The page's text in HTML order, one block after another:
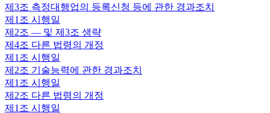
제3조 측정대행업의 등록신청 등에 관한 경과조치
제1조 시행일
제2조 — 및 제3조 생략
제4조 다른 법령의 개정
제1조 시행일
제2조 기술능력에 관한 경과조치
제1조 시행일
제2조 다른 법령의 개정
제1조 시행일